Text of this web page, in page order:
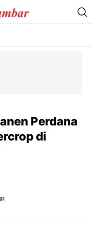
Perdana
di